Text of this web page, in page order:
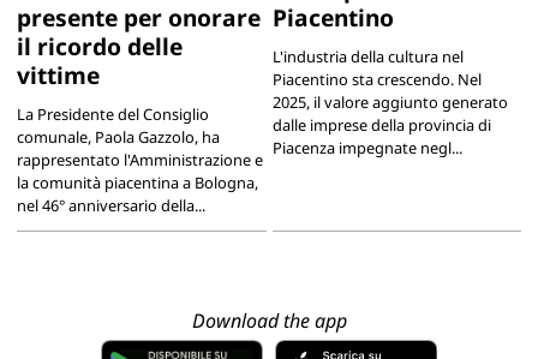
presente per onorare
il ricordo delle
vittime
La Presidente del Consiglio
comunale, Paola Gazzolo, ha
rappresentato l'Amministrazione e
la comunità piacentina a Bologna,
nel 46° anniversario della...
Piacentino
L'industria della cultura nel
Piacentino sta crescendo. Nel
2025, il valore aggiunto generato
dalle imprese della provincia di
Piacenza impegnate negl...
Download the app